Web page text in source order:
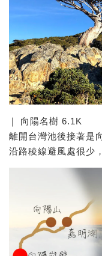
❘ 向陽名樹 6.1K
離開台灣池後接著是
沿路稜線避風處很少